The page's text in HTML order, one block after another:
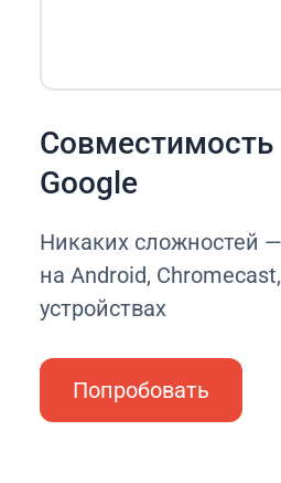
Совместимость
Google
Никаких сложностей
на Android,
устройствах
Попробовать